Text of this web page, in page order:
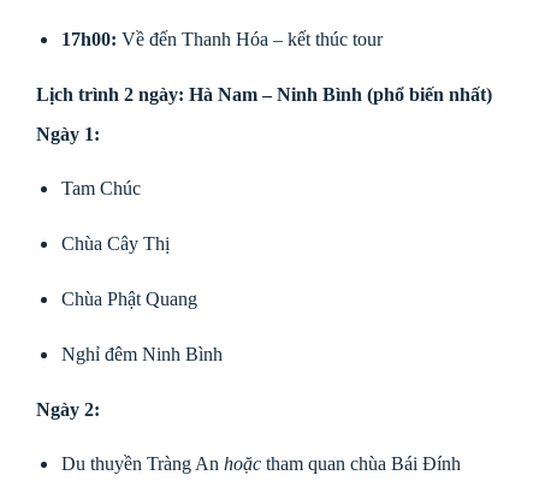
17h00: Về đến Thanh Hóa – kết thúc tour
Lịch trình 2 ngày: Hà Nam – Ninh Bình (phổ biến nhất)
Ngày 1:
Tam Chúc
Chùa Cây Thị
Chùa Phật Quang
Nghỉ đêm Ninh Bình
Ngày 2:
Du thuyền Tràng An hoặctham quan chùa Bái Đính